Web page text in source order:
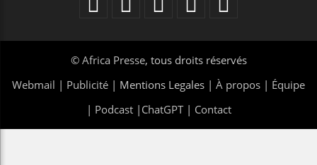
© Africa Presse, tous droits réservés
Webmail | Publicité | Mentions Legales | À propos | Équipe
| Podcast| ChatGPT| Contact